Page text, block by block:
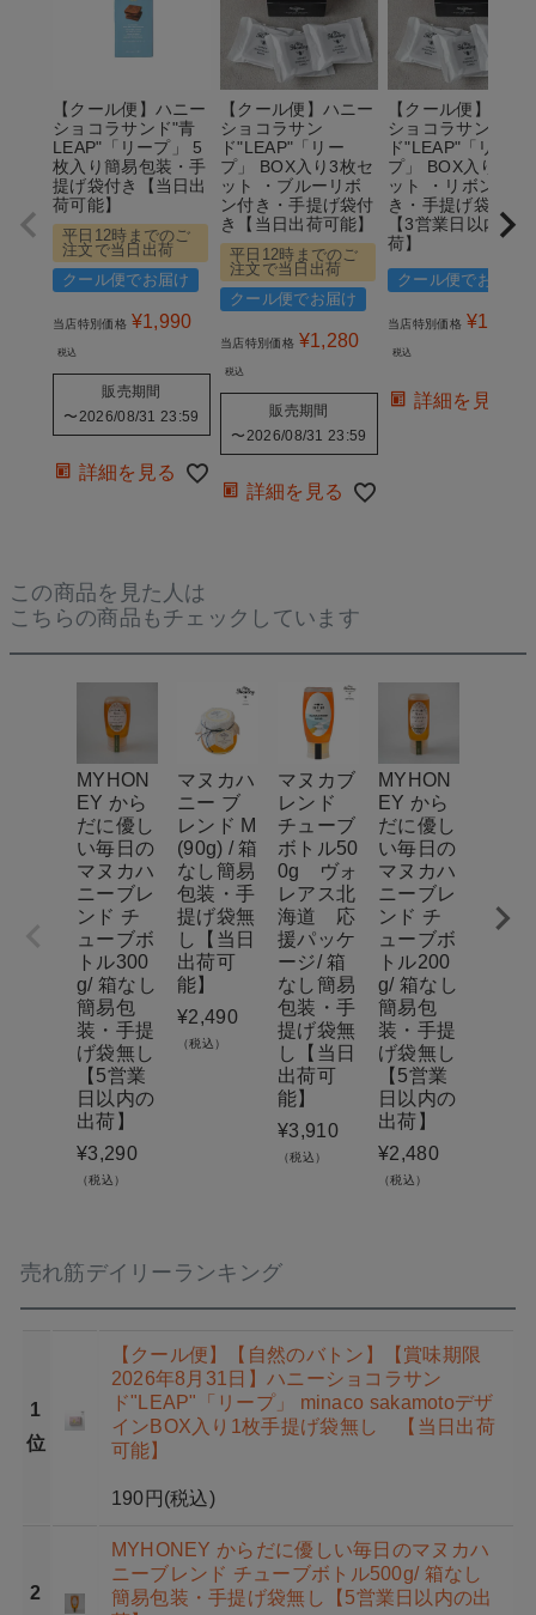
【クール便】ハニー
ショコラサンド"青
LEAP"「リープ」 5
枚入り簡易包装・手
提げ袋付き【当日出
荷可能】
平日12時までのご
注文で当日出荷
クール便でお届け
当店特別価格 ¥1,990
税込
販売期間
〜2026/08/31 23:59
詳細を見る
【クール便】ハニー
ショコラサン
ド"LEAP"「リー
プ」 BOX入り3枚セ
ット ・ブルーリボ
ン付き・手提げ袋付
き【当日出荷可能】
平日12時までのご
注文で当日出荷
クール便でお届け
当店特別価格 ¥1,280
税込
販売期間
〜2026/08/31 23:59
詳細を見る
【クール便】ハニ
ショコラサン
ド"LEAP"「リー
プ」 BOX入り3枚
ット ・リボン付
き・手提げ袋付き
【3営業日以内の出
荷】
クール便でお届け
当店特別価格 ¥1,280
税込
詳細を見る
この商品を見た人は
こちらの商品もチェックしています
MYHON
EY から
だに優し
い毎日の
マヌカハ
ニーブレ
ンド チ
ューブボ
トル300
g/ 箱なし
簡易包
装・手提
げ袋無し
【5営業
日以内の
出荷】
¥3,290
（税込）
マヌカハ
ニー ブ
レンド M
(90g) / 箱
なし簡易
包装・手
提げ袋無
し【当日
出荷可
能】
¥2,490
（税込）
マヌカブ
レンド
チューブ
ボトル50
0g ヴォ
レアス北
海道 応
援パッケ
ージ/ 箱
なし簡易
包装・手
提げ袋無
し【当日
出荷可
能】
¥3,910
（税込）
MYHON
EY から
だに優し
い毎日の
マヌカハ
ニーブレ
ンド チ
ューブボ
トル200
g/ 箱なし
簡易包
装・手提
げ袋無し
【5営業
日以内の
出荷】
¥2,480
（税込）
トボ
売れ筋デイリーランキング
1
位
【クール便】【自然のバトン】【賞味期限
2026年8月31日】ハニーショコラサン
ド"LEAP"「リープ」 minaco sakamotoデザ
インBOX入り1枚手提げ袋無し 【当日出荷
可能】
190円 (税込)
2
MYHONEY からだに優しい毎日のマヌカハ
ニーブレンド チューブボトル500g/ 箱なし
簡易包装・手提げ袋無し【5営業日以内の出